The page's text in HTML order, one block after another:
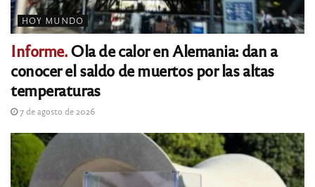
HOY MUNDO
Informe.Ola de calor en Alemania: dan a
conocer el saldo de muertos por las altas
temperaturas
7 de agosto de 2026